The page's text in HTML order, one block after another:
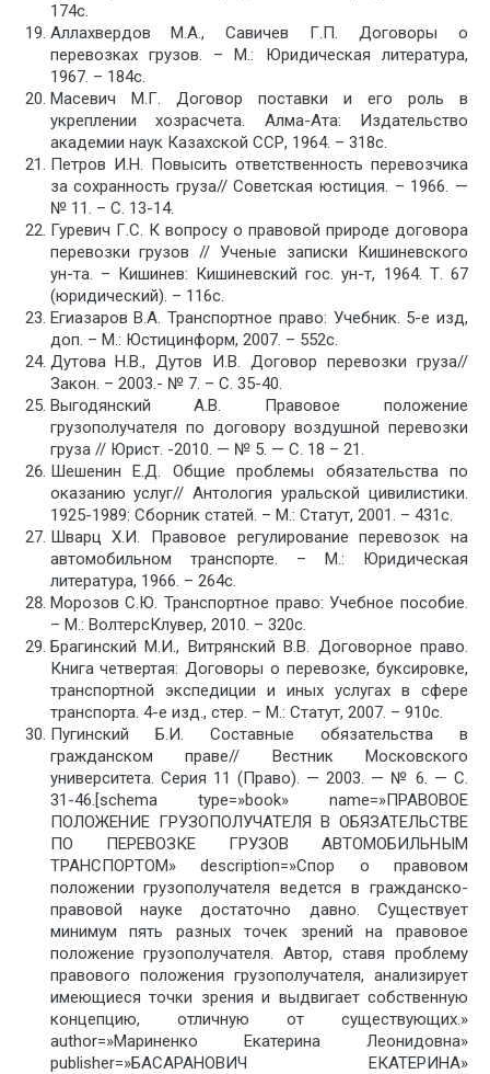
174с.
Аллахвердов М.А., Савичев Г.П. Договоры о
перевозках грузов. – М.: Юридическая литература,
1967. – 184с.
Масевич М.Г. Договор поставки и его роль в
укреплении хозрасчета. Алма-Ата: Издательство
академии наук Казахской ССР, 1964. – 318с.
Петров И.Н. Повысить ответственность перевозчика
за сохранность груза// Советская юстиция. – 1966. —
№ 11. – С. 13-14.
Гуревич Г.С. К вопросу о правовой природе договора
перевозки грузов // Ученые записки Кишиневского
ун-та. – Кишинев: Кишиневский гос. ун-т, 1964. Т. 67
(юридический). – 116с.
Егиазаров В.А. Транспортное право: Учебник. 5-е изд,
доп. – М.: Юстицинформ, 2007. – 552с.
Дутова Н.В., Дутов И.В. Договор перевозки груза//
Закон. – 2003.- № 7. – С. 35-40.
Выгодянский А.В. Правовое положение
грузополучателя по договору воздушной перевозки
груза // Юрист. -2010. — № 5. — С. 18 – 21.
Шешенин Е.Д. Общие проблемы обязательства по
оказанию услуг// Антология уральской цивилистики.
1925-1989: Сборник статей. – М.: Статут, 2001. – 431с.
Шварц Х.И. Правовое регулирование перевозок на
автомобильном транспорте. – М.: Юридическая
литература, 1966. – 264с.
Морозов С.Ю. Транспортное право: Учебное пособие.
– М.: ВолтерсКлувер, 2010. – 320с.
Брагинский М.И., Витрянский В.В. Договорное право.
Книга четвертая: Договоры о перевозке, буксировке,
транспортной экспедиции и иных услугах в сфере
транспорта. 4-е изд., стер. – М.: Статут, 2007. – 910с.
Пугинский Б.И. Составные обязательства в
гражданском праве// Вестник Московского
университета. Серия 11 (Право). — 2003. — № 6. — С.
31-46.[schema type=»book» name=»ПРАВОВОЕ
ПОЛОЖЕНИЕ ГРУЗОПОЛУЧАТЕЛЯ В ОБЯЗАТЕЛЬСТВЕ
ПО ПЕРЕВОЗКЕ ГРУЗОВ АВТОМОБИЛЬНЫМ
ТРАНСПОРТОМ» description=»Спор о правовом
положении грузополучателя ведется в гражданско-
правовой науке достаточно давно. Существует
минимум пять разных точек зрений на правовое
положение грузополучателя. Автор, ставя проблему
правового положения грузополучателя, анализирует
имеющиеся точки зрения и выдвигает собственную
концепцию, отличную от существующих.»
author=»Мариненко Екатерина Леонидовна»
publisher=»БАСАРАНОВИЧ ЕКАТЕРИНА»